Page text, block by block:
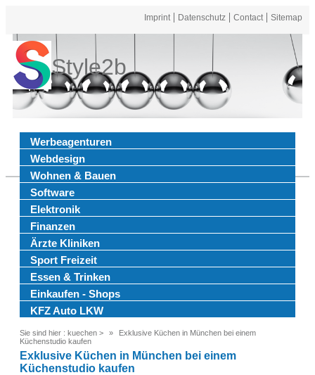
Imprint Datenschutz Contact Sitemap
Style2b
Werbeagenturen
Webdesign
Wohnen & Bauen
Software
Elektronik
Finanzen
Ärzte Kliniken
Sport Freizeit
Essen & Trinken
Einkaufen - Shops
KFZ Auto LKW
Sie sind hier : kuechen >
Exklusive Küchen in München bei einem
Küchenstudio kaufen
Exklusive Küchen in München bei einem
Küchenstudio kaufen